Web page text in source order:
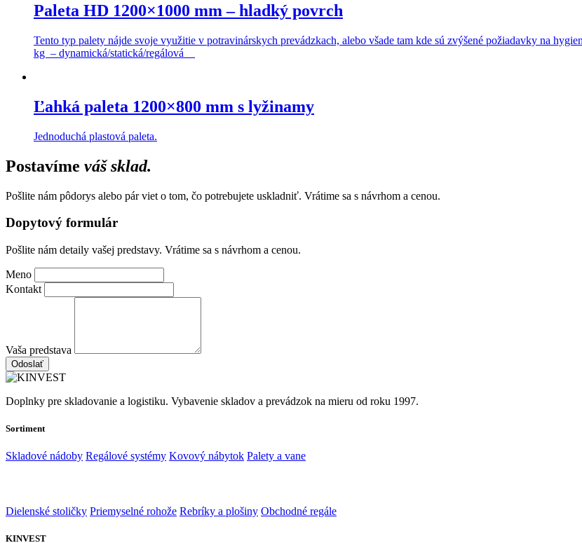
Paleta HD 1200×1000 mm – hladký povrch
Tento typ palety nájde svoje využitie v potravinárskych prevádzkach, alebo všade tam kde sú zvýšené požiadavky na
kg – dynamická/statická/regálová
Ľahká paleta 1200×800 mm s lyžinamy
Jednoduchá plastová paleta.
Postavíme váš sklad.
Pošlite nám pôdorys alebo pár viet o tom, čo potrebujete uskladniť. Vrátime sa s návrhom a cenou.
Dopytový formulár
Pošlite nám detaily vašej predstavy. Vrátime sa s návrhom a cenou.
Meno
Kontakt
Vaša predstava
Odoslať
Doplnky pre skladovanie a logistiku. Vybavenie skladov a prevádzok na mieru od roku 1997.
Sortiment
Skladové nádoby Regálové systémy Kovový nábytok Palety a vane
Dielenské stoličky Priemyselné rohože Rebríky a plošiny Obchodné regále
KINVEST